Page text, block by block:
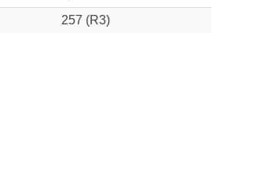
257 (R3)